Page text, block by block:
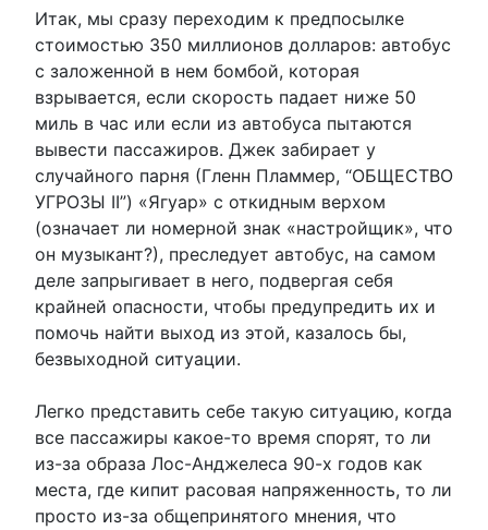
Итак, мы сразу переходим к предпосылке
стоимостью 350 миллионов долларов: автобус
с заложенной в нем бомбой, которая
взрывается, если скорость падает ниже 50
миль в час или если из автобуса пытаются
вывести пассажиров. Джек забирает у
случайного парня (Гленн Пламмер, “ОБЩЕСТВО
УГРОЗЫ II”) «Ягуар» с откидным верхом
(означает ли номерной знак «настройщик», что
он музыкант?), преследует автобус, на самом
деле запрыгивает в него, подвергая себя
крайней опасности, чтобы предупредить их и
помочь найти выход из этой, казалось бы,
безвыходной ситуации.
Легко представить себе такую ситуацию, когда
все пассажиры какое-то время спорят, то ли
из-за образа Лос-Анджелеса 90-х годов как
места, где кипит расовая напряженность, то ли
просто из-за общепринятого мнения, что